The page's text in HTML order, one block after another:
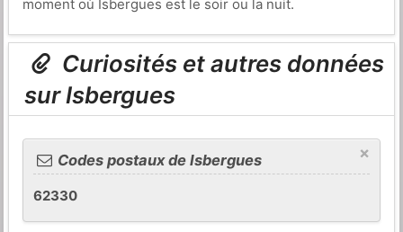
moment où Isbergues est le soir ou la nuit.
Curiosités et autres données
sur Isbergues
×
Codes postaux de Isbergues
62330